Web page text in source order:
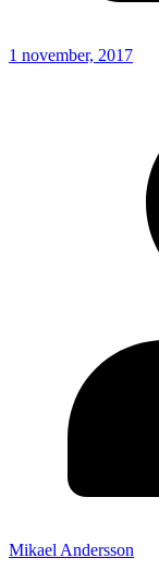
1 november, 2017
Mikael Andersson